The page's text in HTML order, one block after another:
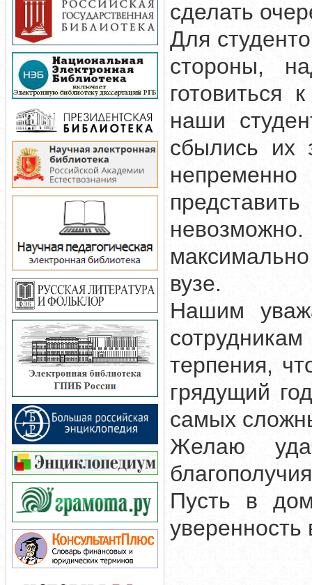
сделать
Для
стороны,
готовиться
наши
сбылись их
вузе.
Нашим
терпения,
грядущий
самых
Желаю
Пусть в